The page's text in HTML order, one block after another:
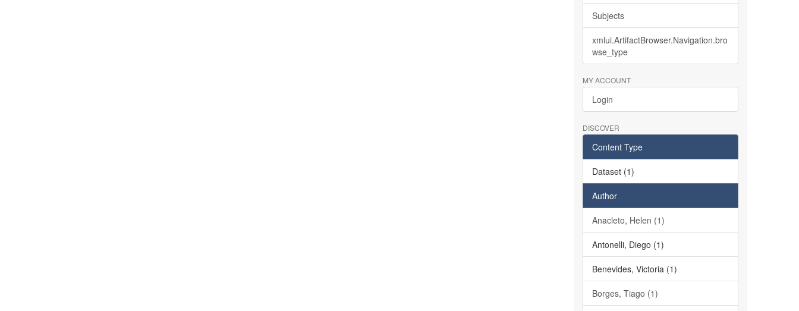
Subjects
xmlui.ArtifactBrowser.Navigation.bro
wse_type
MY ACCOUNT
Login
DISCOVER
Content Type
Dataset (1)
Author
Anacleto, Helen (1)
Antonelli, Diego (1)
Benevides, Victoria (1)
Borges, Tiago (1)